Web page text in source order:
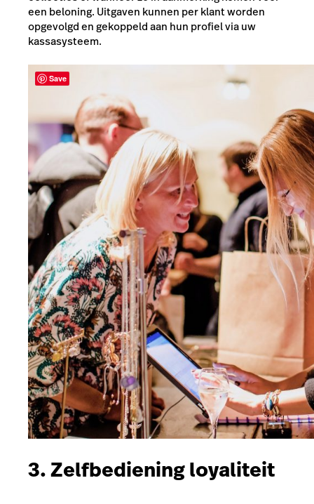
een beloning. Uitgaven kunnen per klant worden
opgevolgd en gekoppeld aan hun profiel via uw
kassasysteem.
3. Zelfbediening loyaliteit
Save